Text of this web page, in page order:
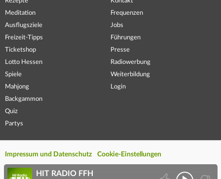
Meditation
Ausflugsziele
Freizeit-Tipps
Ticketshop
Lotto Hessen
Spiele
Mahjong
Backgammon
Quiz
Partys
Frequenzen
Jobs
Führungen
Presse
Radiowerbung
Weiterbildung
Login
Impressum und Datenschutz Cookie-Einstellungen
HIT RADIO FFH